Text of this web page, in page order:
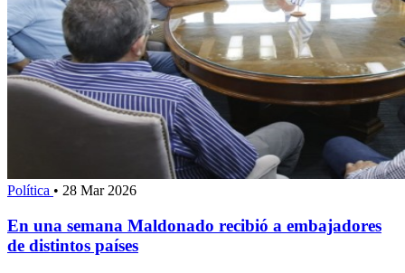
Política • 28 Mar 2026
En una semana Maldonado recibió a embajadores
de distintos países